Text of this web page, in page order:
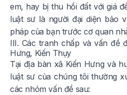
em, hay bị thu hồi đất với giá
luật sư là người đại diện bảo
pháp của bạn trước cơ quan
III. Các tranh chấp và vấn đề
Hưng, Kiến Thụy
Tại địa bàn xã Kiến Hưng và
luật sư của chúng tôi thường
các nhóm vấn đề sau: